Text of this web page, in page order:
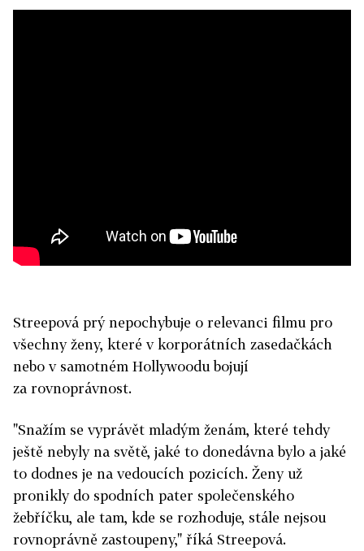
Streepová prý nepochybuje o relevanci filmu pro
všechny ženy, které v korporátních zasedačkách
nebo v samotném Hollywoodu bojují
za rovnoprávnost.
"Snažím se vyprávět mladým ženám, které tehdy
ještě nebyly na světě, jaké to donedávna bylo a jaké
to dodnes je na vedoucích pozicích. Ženy už
pronikly do spodních pater společenského
žebříčku, ale tam, kde se rozhoduje, stále nejsou
rovnoprávně zastoupeny," říká Streepová.